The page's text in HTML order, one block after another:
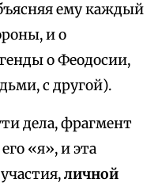
ему каждый
и о
о Феодосии,
с другой).
дела, фрагмент
«я», и эта
участия,личной